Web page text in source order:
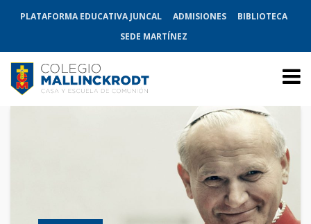
PLATAFORMA EDUCATIVA JUNCAL ADMISIONES
BIBLIOTECA
SEDE MARTÍNEZ